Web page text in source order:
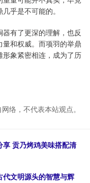
乎是不可能的。
有了更深的理解，也反
和权威。而项羽的举鼎
象紧密相连，成为了历
络，不代表本站观点。
贡乃烤鸡美味搭配清
文明源头的智慧与辉